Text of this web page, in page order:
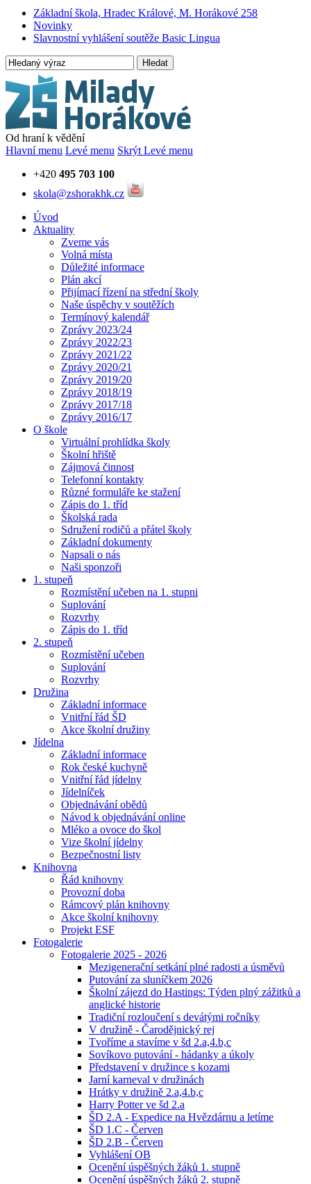
Základní škola, Hradec Králové, M. Horákové 258
Novinky
Slavnostní vyhlášení soutěže Basic Lingua
Hledat
Od hraní k vědění
Hlavní menu Levé menu Skrýt Levé menu
+420 495 703 100
skola@zshorakhk.cz
Úvod
Aktuality
Zveme vás
Volná místa
Důležité informace
Plán akcí
Přijímací řízení na střední školy
Naše úspěchy v soutěžích
Termínový kalendář
Zprávy 2023/24
Zprávy 2022/23
Zprávy 2021/22
Zprávy 2020/21
Zprávy 2019/20
Zprávy 2018/19
Zprávy 2017/18
Zprávy 2016/17
O škole
Virtuální prohlídka školy
Školní hřiště
Zájmová činnost
Telefonní kontakty
Různé formuláře ke stažení
Zápis do 1. tříd
Školská rada
Sdružení rodičů a přátel školy
Základní dokumenty
Napsali o nás
Naši sponzoři
1. stupeň
Rozmístění učeben na 1. stupni
Suplování
Rozvrhy
Zápis do 1. tříd
2. stupeň
Rozmístění učeben
Suplování
Rozvrhy
Družina
Základní informace
Vnitřní řád ŠD
Akce školní družiny
Jídelna
Základní informace
Rok české kuchyně
Vnitřní řád jídelny
Jídelníček
Objednávání obědů
Návod k objednávání online
Mléko a ovoce do škol
Vize školní jídelny
Bezpečnostní listy
Knihovna
Řád knihovny
Provozní doba
Rámcový plán knihovny
Akce školní knihovny
Projekt ESF
Fotogalerie
Fotogalerie 2025 - 2026
Mezigenerační setkání plné radosti a úsměvů
Putování za sluníčkem 2026
Školní zájezd do Hastings: Týden plný zážitků a
anglické historie
Tradiční rozloučení s devátými ročníky
V družině - Čarodějnický rej
Tvoříme a stavíme v šd 2.a,4.b,c
Sovíkovo putování - hádanky a úkoly
Představení v družince s kozami
Jarní karneval v družinách
Hrátky v družině 2.a,4.b,c
Harry Potter ve šd 2.a
ŠD 2.A - Expedice na Hvězdárnu a letíme
ŠD 1.C - Červen
ŠD 2.B - Červen
Vyhlášení OB
Ocenění úspěšných žáků 1. stupně
Ocenění úspěšných žáků 2. stupně